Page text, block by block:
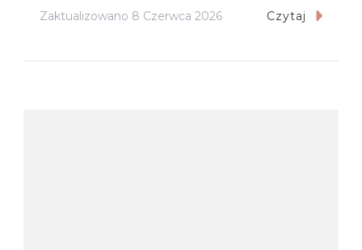
Zaktualizowano 8 Czerwca 2026 Czytaj